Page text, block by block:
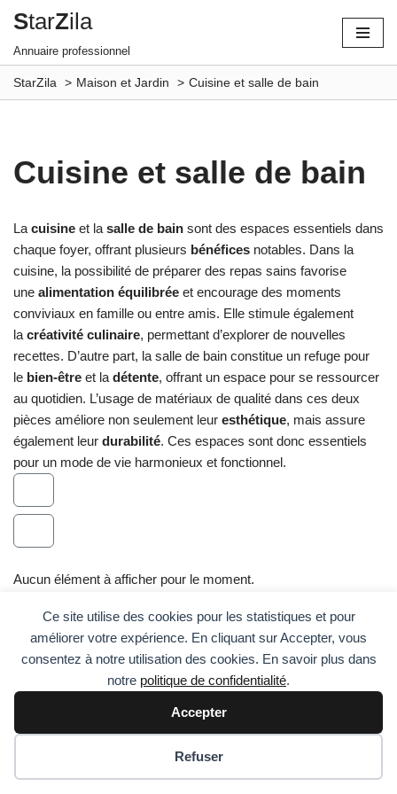
Ce site utilise des cookies pour les statistiques et pour
améliorer votre expérience. En cliquant sur Accepter, vous
consentez à notre utilisation des cookies. En savoir plus dans
notre politique de confidentialité.
Accepter
Refuser
Préférences des cookies
Aller
au
contenu
StarZila
Annuaire professionnel
StarZila Maison et Jardin Cuisine et salle de bain
Cuisine et salle de bain
La cuisine et la salle de bain sont des espaces essentiels dans
chaque foyer, offrant plusieurs bénéfices notables. Dans la
cuisine, la possibilité de préparer des repas sains favorise
une alimentation équilibrée et encourage des moments
conviviaux en famille ou entre amis. Elle stimule également
la créativité culinaire, permettant d’explorer de nouvelles
recettes. D’autre part, la salle de bain constitue un refuge pour
le bien-être et la détente, offrant un espace pour se ressourcer
au quotidien. L’usage de matériaux de qualité dans ces deux
pièces améliore non seulement leur esthétique, mais assure
également leur durabilité. Ces espaces sont donc essentiels
pour un mode de vie harmonieux et fonctionnel.
Aucun élément à afficher pour le moment.
Tarifs